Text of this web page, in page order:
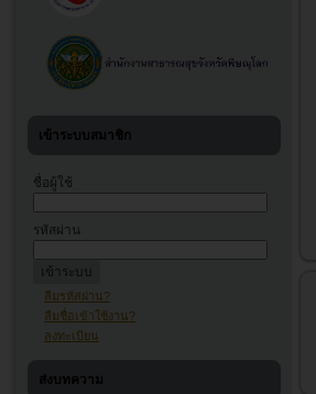
เข้าระบบสมาชิก
ชื่อผู้ใช้
รหัสผ่าน
ลืมรหัสผ่าน?
ลืมชื่อเข้าใช้งาน?
ลงทะเบียน
ส่งบทความ